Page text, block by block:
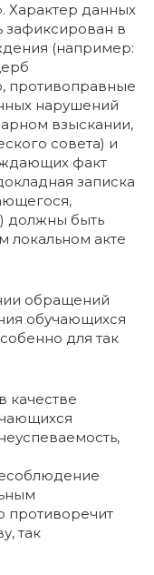
Характер данных
зафиксирован в
(например:
противоправные
нарушений
взыскании,
совета) и
факт
записка
должны быть
локальном акте
обращений
обучающихся
для так
качестве
противоречит
так